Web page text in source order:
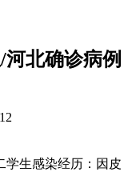
北确诊病例
12
学生感染经历：因皮